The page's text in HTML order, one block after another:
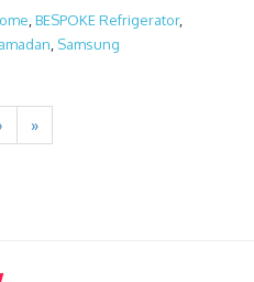
,BESPOKE Refrigerator,
, Samsung
› »